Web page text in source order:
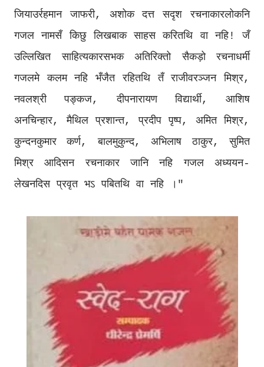
जियाउर्रहमान जाफरी, अशोक दत्त सदृश रचनाकारलोकनि
गजल नामसँ किछु लिखबाक साहस करितथि वा नहि! जँ
उल्लिखित साहित्यकारसभक अतिरिक्तो सैकड़ो रचनाधर्मी
गजलमे कलम नहि भँजैत रहितथि तँ राजीवरञ्जन मिश्र,
नवलश्री पङ्कज, दीपनारायण विद्यार्थी, आशिष
अनचिन्हार, मैथिल प्रशान्त, प्रदीप पृष्प, अमित मिश्र,
कुन्दनकुमार कर्ण, बालमुकुन्द, अभिलाष ठाकुर, सुमित
मिश्र आदिसन रचनाकार जानि नहि गजल अध्ययन-
लेखनदिस प्रवृत भऽ पबितथि वा नहि ।"